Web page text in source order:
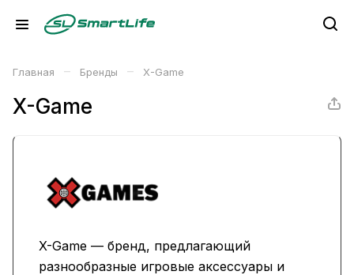
Главная – Бренды – X-Game
X-Game
X-Game — бренд, предлагающий
разнообразные игровые аксессуары и